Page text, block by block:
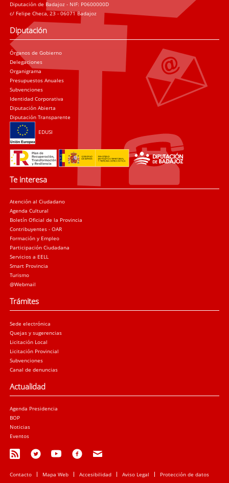
Diputación de Badajoz - NIF: P0600000D
c/ Felipe Checa, 23 - 06071 Badajoz
Diputación
Órganos de Gobierno
Delegaciones
Organigrama
Presupuestos Anuales
Subvenciones
Identidad Corporativa
Diputación Abierta
Diputación Transparente
EDUSI
Te interesa
Atención al Ciudadano
Agenda Cultural
Boletín Oficial de la Provincia
Contribuyentes - OAR
Formación y Empleo
Participación Ciudadana
Servicios a EELL
Smart Provincia
Turismo
@Webmail
Trámites
Sede electrónica
Quejas y sugerencias
Licitación Local
Licitación Provincial
Subvenciones
Canal de denuncias
Actualidad
Agenda Presidencia
BOP
Noticias
Eventos
Contacto Mapa Web Accesibilidad Aviso Legal Protección de datos